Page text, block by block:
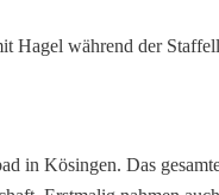
Hagel während der
in Kösingen. Das